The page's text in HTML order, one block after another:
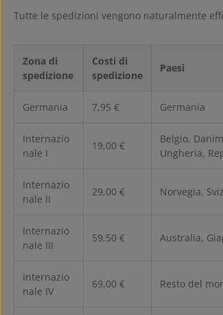
Tutte le spedizioni vengono naturalmente
Zona di
spedizione
Costi di
spedizione
Paesi
Germania 7,95 € Germania
Internazio
nale I
19,00 €
Belgio,
Ungheria,
Internazio
nale II
29,00 € Norvegia,
Internazio
nale III
59,50 € Australia,
Internazio
nale IV
69,00 € Resto del